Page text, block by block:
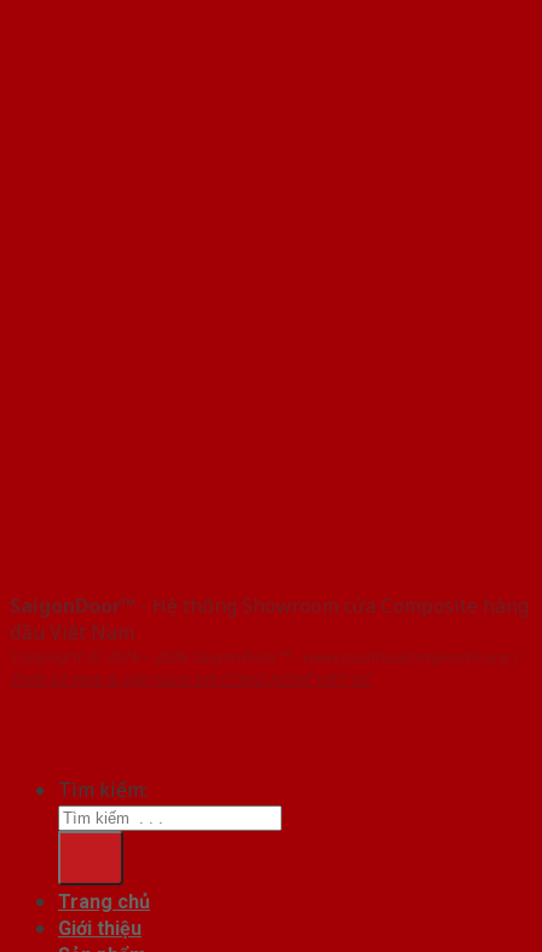
SaigonDoor™ - Hệ thống Showroom cửa Composite hàng
đầu Việt Nam
Copyright ⓒ 2016 – 2026 SaigonDoor™ - www.cuanhuacomposite.org |
Thiết kế Web & Vận hành bởi CÔNG NGHỆ VIỆT JSC
Tìm kiếm:
Trang chủ
Giới thiệu